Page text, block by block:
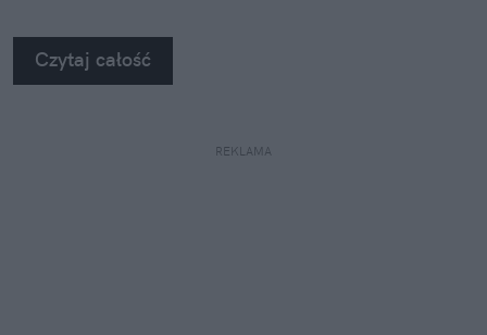
Czytaj całość
REKLAMA